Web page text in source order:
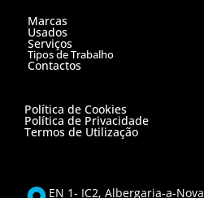
Marcas
Usados
Serviços
Tipos de Trabalho
Contactos
Política de Cookies
Política de Privacidade
Termos de Utilização
EN 1- IC2, Albergaria-a-Nova